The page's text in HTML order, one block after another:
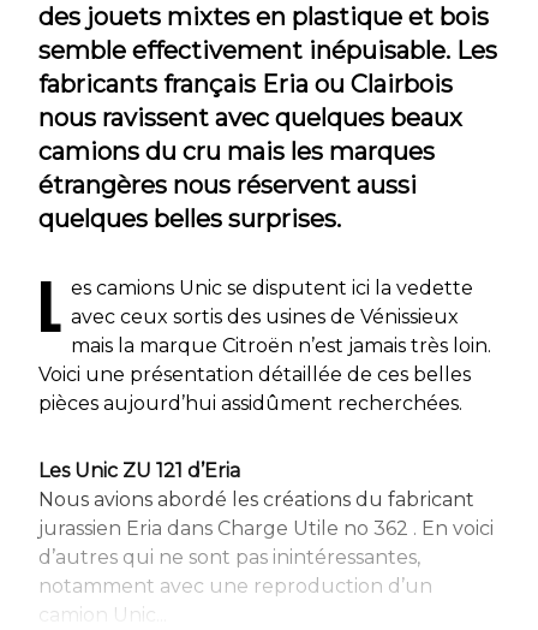
des jouets mixtes en plastique et bois
semble effectivement inépuisable. Les
fabricants français Eria ou Clairbois
nous ravissent avec quelques beaux
camions du cru mais les marques
étrangères nous réservent aussi
quelques belles surprises.
L es camions Unic se disputent ici la vedette
avec ceux sortis des usines de Vénissieux
mais la marque Citroën n’est jamais très loin.
Voici une présentation détaillée de ces belles
pièces aujourd’hui assidûment recherchées.
Les Unic ZU 121 d’Eria
Nous avions abordé les créations du fabricant
jurassien Eria dans Charge Utile no 362 . En voici
d’autres qui ne sont pas inintéressantes,
notamment avec une reproduction d’un
camion Unic...